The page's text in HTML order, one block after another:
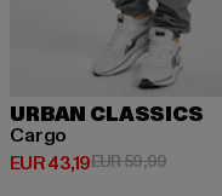
URBAN CLASSICS
Cargo
EUR 43,19
Huidige prijs: EUR 43,19
EUR 59,99